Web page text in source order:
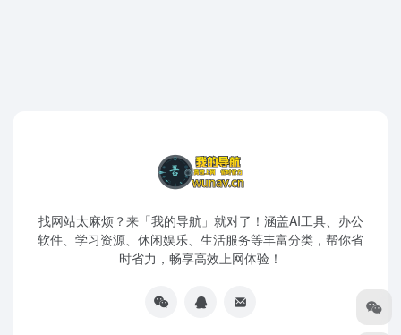
找网站太麻烦？来「我的导航」就对了！涵盖AI工具、办公
软件、学习资源、休闲娱乐、生活服务等丰富分类，帮你省
时省力，畅享高效上网体验！